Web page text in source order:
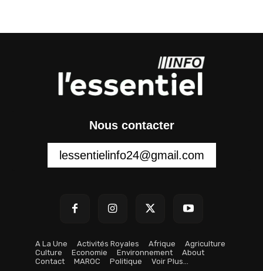
Nous contacter
lessentielinfo24@gmail.com
A La Une Activités Royales Afrique
Agriculture
Culture
Economie Environnement
About
Contact
MAROC Politique Voir Plus…